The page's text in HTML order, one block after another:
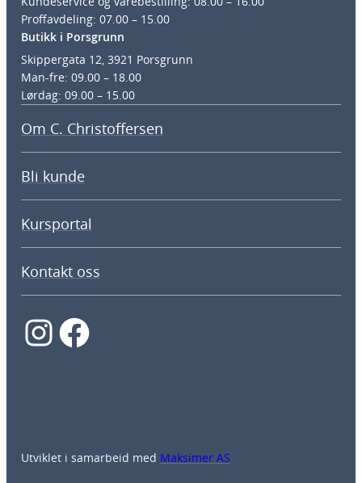
Proffavdeling: 07.00 – 15.00
Butikk i Porsgrunn
Skippergata 12, 3921 Porsgrunn
Man-fre: 09.00 – 18.00
Lørdag: 09.00 – 15.00
Om C. Christoffersen
Bli kunde
Kursportal
Kontakt oss
InstagramFacebook
Utviklet i samarbeid med Maksimer AS